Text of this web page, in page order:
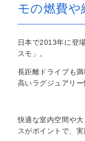
モの燃費や
日本で2013年に登
スモ」。
長距離ドライブも
高いラグジュアリー
快適な室内空間や
スがポイントで、